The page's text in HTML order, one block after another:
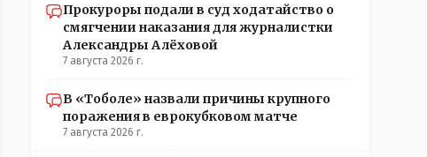
Прокуроры подали в суд ходатайство о
смягчении наказания для журналистки
Александры Алёховой
7 августа 2026 г.
В «Тоболе» назвали причины крупного
поражения в еврокубковом матче
7 августа 2026 г.